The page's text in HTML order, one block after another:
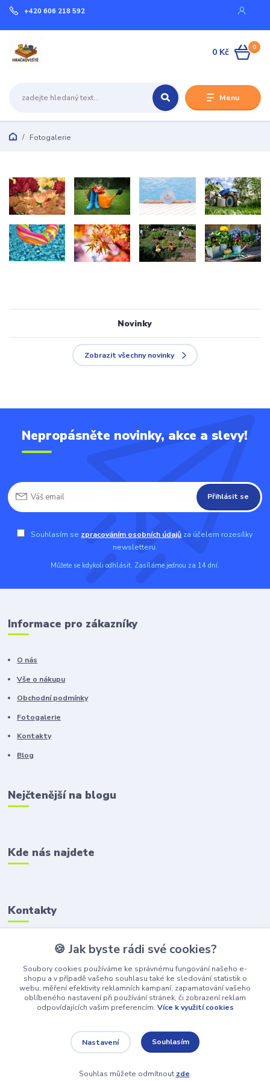
Menu
+420 606 218 592
0
0 Kč
Fotogalerie
Novinky
Zobrazit všechny novinky
Nepropásněte novinky, akce a slevy!
Přihlásit se
Souhlasím se zpracováním osobních údajů za účelem rozesílky
newsletteru.
Můžete se kdykoli odhlásit. Zasíláme jednou za 14 dní.
Informace pro zákazníky
O nás
Vše o nákupu
Obchodní podmínky
Fotogalerie
Kontakty
Blog
Nejčtenější na blogu
Kde nás najdete
Kontakty
Zákaznická podpora
+420 606 218 592
info@hrackoviste.cz
Vytvořeno na
Eshop-rychle.cz
🍪 Jak byste rádi své cookies?
Soubory cookies používáme ke správnému fungování našeho e-
shopu a v případě vašeho souhlasu také ke sledování statistik o
webu, měření efektivity reklamních kampaní, zapamatování vašeho
oblíbeného nastavení při používání stránek, či zobrazení reklam
odpovídajících vašim preferencím. Více k využití cookies
Nastavení Souhlasím
Souhlas můžete odmítnout zde.